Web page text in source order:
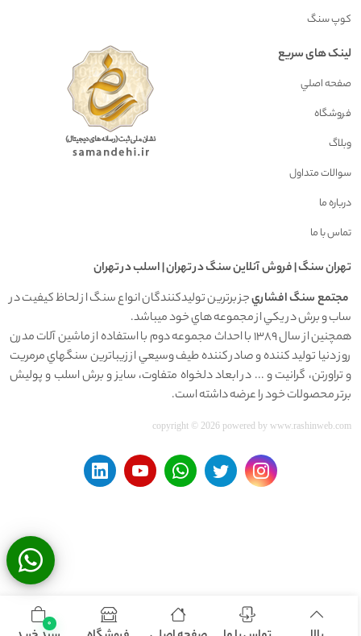
0
کوپ سنگ
لینک های سریع
صفحه اصلي
فروشگاه
وبلاگ
سوالات متداول
درباره ما
تماس با ما
تهران سنگ | فروش آنلاين سنگ در تهران | اسلب در تهران
مجتمع سنگ افشاريجز برترين توليدکنندگان انواع سنگ از لحاظ کيفيت در
ساب و برش در يکي از مجموعه هاي خود ميباشد.
همچنين از سال 1389 با احداث مجموعه دوم با استفاده از ماشين آلات مدرن
روز دنيا توليد کننده و صادر کننده طيف وسيعي از زيباترين سنگهاي مرمريت
و تراورتن، گرانيت و ... در ابعاد دلخواه متفاوت، سايز و برش اسلب و پوليش
برتر محصولات خود را عرضه داشته است.
copyright © 2026 powered by www.rashinweb.com